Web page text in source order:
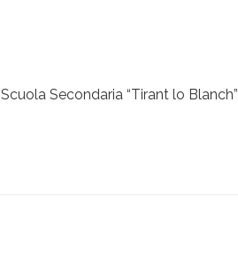
Scuola Secondaria “Tirant lo Blanch”